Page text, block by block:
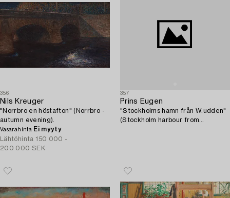
356
Nils Kreuger
"Norrbro en höstafton" (Norrbro -
autumn evening).
Vasarahinta Ei myyty
Lähtöhinta 150 000 -
200 000 SEK
357
Prins Eugen
"Stockholms hamn från W.udden"
(Stockholm harbour from